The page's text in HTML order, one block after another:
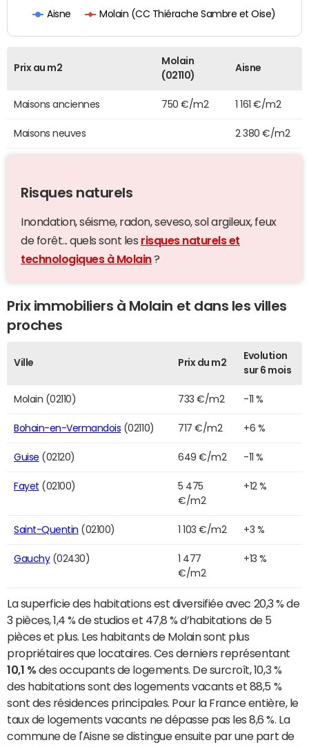
Aisne Molain (CC Thiérache Sambre et Oise)
Prix au m2
Molain
(02110)
Aisne
Maisons anciennes 750 €/m2 1 161 €/m2
Maisons neuves 2 380 €/m2
Risques naturels
Inondation, séisme, radon, seveso, sol argileux, feux
de forêt... quels sont les risques naturels et
technologiques à Molain?
Prix immobiliers à Molain et dans les villes
proches
Ville Prix du m2
Evolution
sur 6 mois
Molain (02110) 733 €/m2 -11 %
Bohain-en-Vermandois (02110) 717 €/m2 +6 %
Guise (02120) 649 €/m2 -11 %
Fayet (02100)
5 475
€/m2
+12 %
Saint-Quentin (02100) 1 103 €/m2 +3 %
Gauchy(02430)
1 477
€/m2
+13 %
La superficie des habitations est diversifiée avec 20,3 % de
3 pièces, 1,4 % de studios et 47,8 % d’habitations de 5
pièces et plus. Les habitants de Molain sont plus
propriétaires que locataires. Ces derniers représentant
10,1 % des occupants de logements. De surcroît, 10,3 %
des habitations sont des logements vacants et 88,5 %
sont des résidences principales. Pour la France entière, le
taux de logements vacants ne dépasse pas les 8,6 %. La
commune de l'Aisne se distingue ensuite par une part de